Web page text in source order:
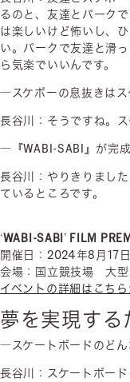
るのと、友達とパーク
は楽しいけど怖いし、
い。パークで友達と滑
ら気楽でいいんです。
―スケボーの息抜きはス
長谷川：そうですね。
―『WABI-SABI』が完
長谷川：やりきりまし
ているところです。
‘WABI-SABI’ FILM
開催日：2024年8月17
会場：国立競技場 大型
イベントの詳細はこちら
夢を実現する
―スケートボードのどん
長谷川：スケートボー